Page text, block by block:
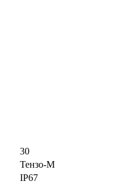
30
Тензо-М
IP67